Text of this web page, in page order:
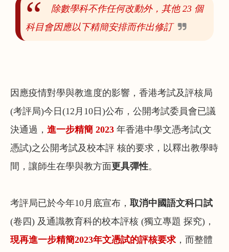
除數學科不作任何改動外，其他 23 個
科目會因應以下精簡安排而作出修訂
因應疫情對學與教進度的影響，香港考試及評核局
(考評局)今日(12月10日)公布，公開考試委員會已議
決通過， 進一步精簡 2023 年香港中學文憑考試(文
憑試)之公開考試及校本評 核的要求，以釋出教學時
間，讓師生在學與教方面更具彈性。
考評局已於今年10月底宣布， 取消中國語文科口試
(卷四) 及通識教育科的校本評核 (獨立專題 探究)，
現再進一步精簡2023年文憑試的評核要求，而整體